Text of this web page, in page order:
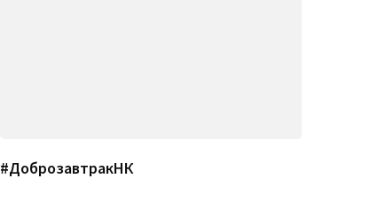
#ДоброзавтракНК